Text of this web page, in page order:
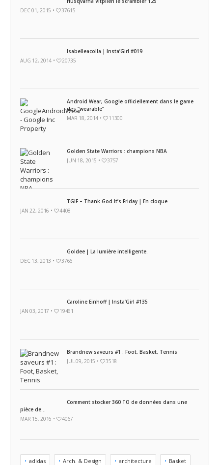
DEC 01, 2015 •
37615
Isabelleacolla | Insta’Girl #019
AUG 12, 2014 •
20735
Android Wear, Google officiellement dans le game
des “wearable”
MAR 18, 2014 •
11300
Golden State Warriors : champions NBA
JUN 18, 2015 •
3757
TGIF – Thank God It’s Friday | En cloque
JAN 22, 2016 •
4408
Goldee | La lumière intelligente.
DEC 13, 2013 •
3766
Caroline Einhoff | Insta’Girl #135
JAN 03, 2017 •
19461
Brandnew saveurs #1 : Foot, Basket, Tennis
JUL 09, 2015 •
3518
Comment stocker 360 TO de données dans une
pièce de...
MAR 15, 2016 •
4067
adidas Arch. & Design architecture Basket